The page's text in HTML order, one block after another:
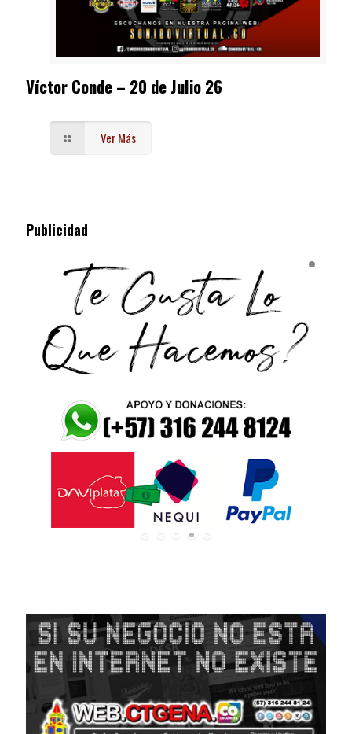
Víctor Conde – 20 de Julio 26
Ver Más
Publicidad